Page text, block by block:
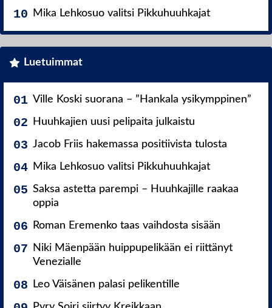
Mika Lehkosuo valitsi Pikkuhuuhkajat
Luetuimmat
Ville Koski suorana – ”Hankala ysikymppinen”
Huuhkajien uusi pelipaita julkaistu
Jacob Friis hakemassa positiivista tulosta
Mika Lehkosuo valitsi Pikkuhuuhkajat
Saksa astetta parempi – Huuhkajille raakaa
oppia
Roman Eremenko taas vaihdosta sisään
Niki Mäenpään huippupelikään ei riittänyt
Venezialle
Leo Väisänen palasi pelikentille